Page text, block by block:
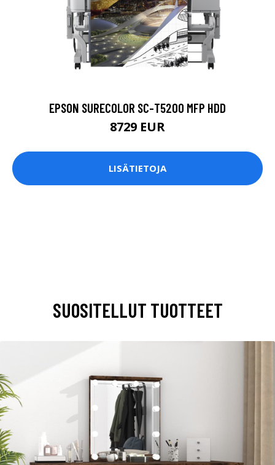
EPSON SURECOLOR SC-T5200 MFP HDD
8729 EUR
LISÄTIETOJA
SUOSITELLUT TUOTTEET